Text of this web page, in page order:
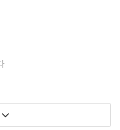
이 뽑은 최고의 메뉴 10 | SN